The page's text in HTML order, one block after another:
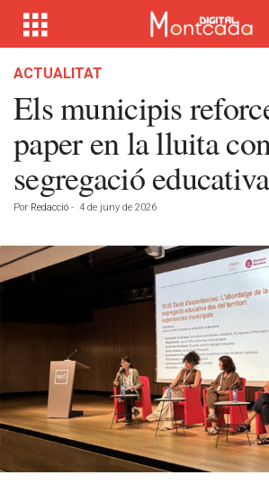
ACTUALITAT
Els municipis
paper en la lluita
segregació educativa
Por Redacció - 4 de juny de 2026